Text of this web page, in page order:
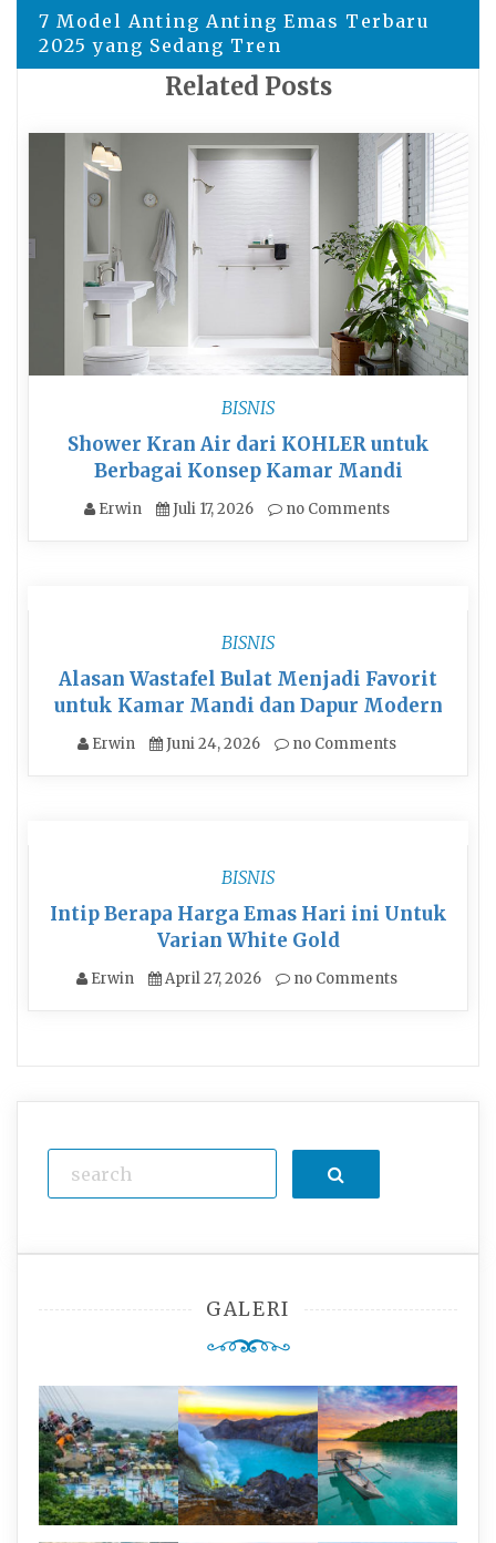
7 Model Anting Anting Emas Terbaru
2025 yang Sedang Tren
Related Posts
BISNIS
Shower Kran Air dari KOHLER untuk
Berbagai Konsep Kamar Mandi
Erwin Juli 17, 2026 no Comments
BISNIS
Alasan Wastafel Bulat Menjadi Favorit
untuk Kamar Mandi dan Dapur Modern
Erwin Juni 24, 2026 no Comments
BISNIS
Intip Berapa Harga Emas Hari ini Untuk
Varian White Gold
Erwin April 27, 2026 no Comments
Search
GALERI